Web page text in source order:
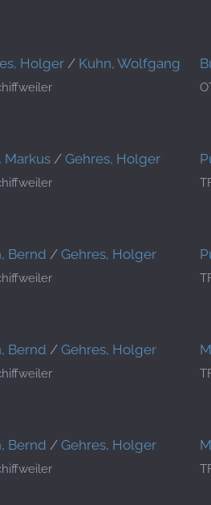
Holger / Kuhn, Wolfgang
Markus / Gehres, Holger
Bernd / Gehres, Holger
Bernd / Gehres, Holger
Bernd / Gehres, Holger